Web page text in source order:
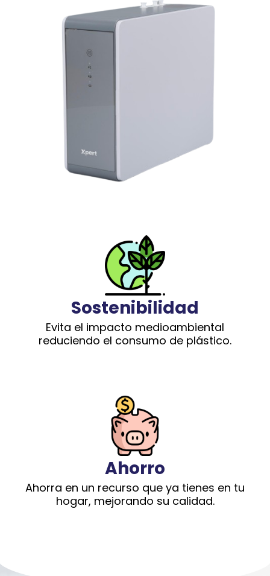
Sostenibilidad
Evita el impacto medioambiental
reduciendo el consumo de plástico.
Ahorro
Ahorra en un recurso que ya tienes en tu
hogar, mejorando su calidad.